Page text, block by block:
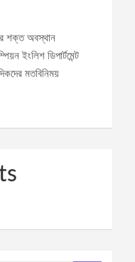
শক্ত অবস্থান
ইংলিশ ডিপার্টমেন্ট
মতবিনিময়